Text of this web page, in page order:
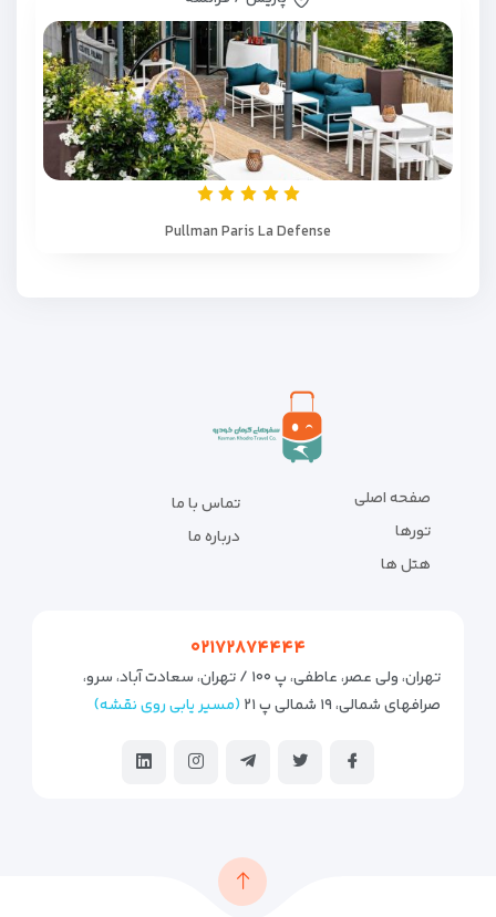
Pullman Paris La Defense
صفحه اصلی
تورها
هتل ها
تماس با ما
درباره ما
۰۲۱۷۲۸۷۴۴۴۴
تهران، ولی عصر، عاطفی، پ ۱۰۰ / تهران، سعادت آباد، سرو،
صرافهای شمالی، ۱۹ شمالی پ ۲۱
(مسیر یابی روی نقشه)